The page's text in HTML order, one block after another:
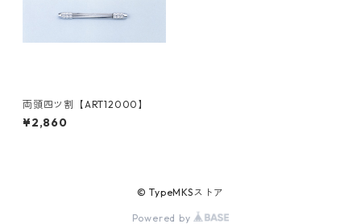
両頭四ツ割【ART12000】
¥2,860
© TypeMKSストア
Powered by